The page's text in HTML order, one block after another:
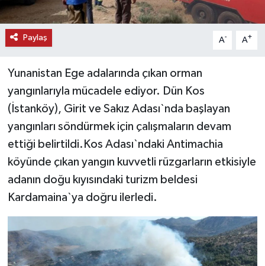
Paylaş A- A+
Yunanistan Ege adalarında çıkan orman
yangınlarıyla mücadele ediyor. Dün Kos
(İstanköy), Girit ve Sakız Adası`nda başlayan
yangınları söndürmek için çalışmaların devam
ettiği belirtildi.Kos Adası`ndaki Antimachia
köyünde çıkan yangın kuvvetli rüzgarların etkisiyle
adanın doğu kıyısındaki turizm beldesi
Kardamaina`ya doğru ilerledi.
SPOR
TEKNOLOJİ
TİCARET
YAŞAM